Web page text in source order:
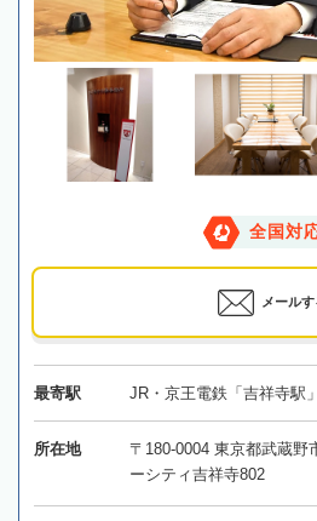
全国対
メールす
最寄駅 JR・京王電鉄「吉祥寺駅
所在地
〒180-0004 東京都武蔵
ーシティ吉祥寺802